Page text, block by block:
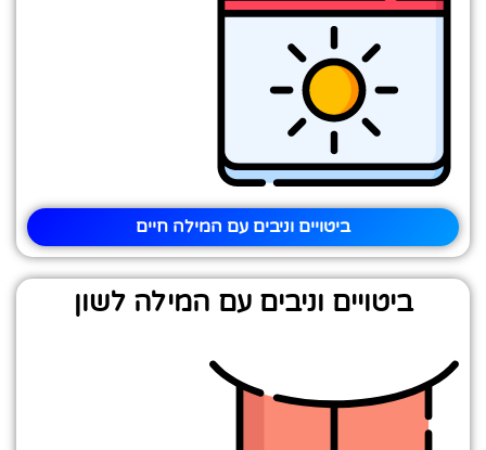
ביטויים וניבים עם המילה חיים
ביטויים וניבים עם המילה לשון